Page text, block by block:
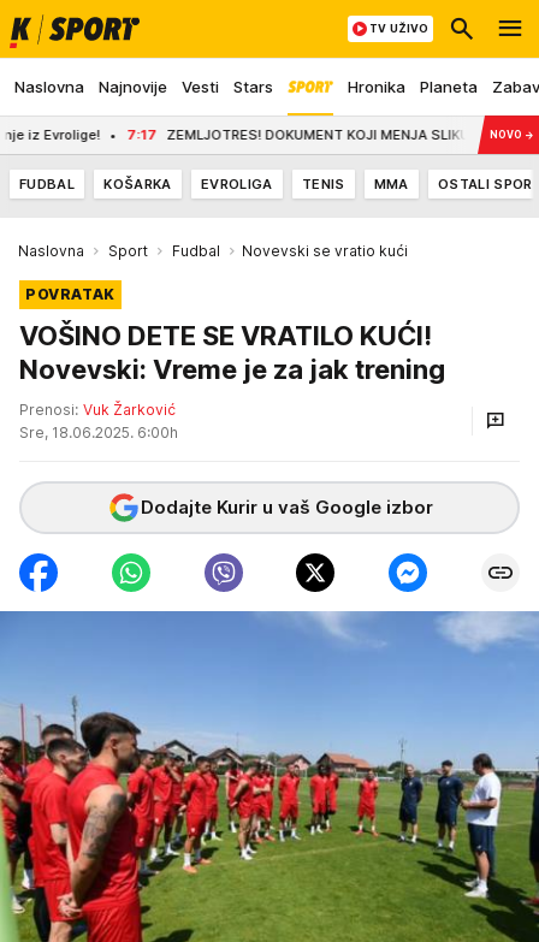
Naslovna Najnovije Vesti Stars Hronika Planeta
TV UŽIVO
7:17 ZEMLJOTRES! DOKUMENT KOJI MENJA SLIKU! Sve je NOVO →
FUDBAL KOŠARKA EVROLIGA TENIS MMA OSTALI
Naslovna Sport Fudbal Novevski se vratio kući
POVRATAK
VOŠINO DETE SE VRATILO KUĆI!
Novevski: Vreme je za jak trening
Prenosi: Vuk Žarković
Sre, 18.06.2025. 6:00h
Dodajte Kurir u vaš Google izbor